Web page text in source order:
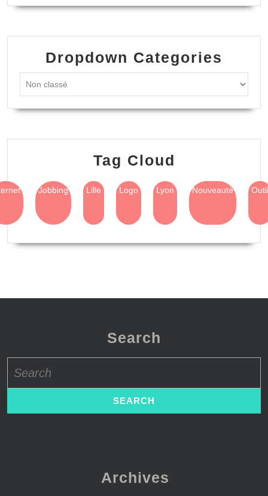
Dropdown Categories
Tag Cloud
Jobbing Lille Logo Lyon Nouveauté Outil
Search
for:
Archives